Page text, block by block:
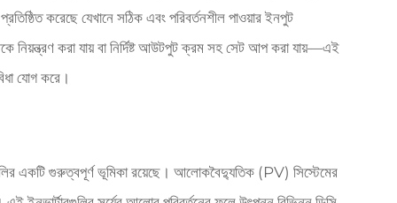
করেছে যেখানে সঠিক এবং পরিবর্তনশীল পাওয়ার ইনপুট
নিয়ন্ত্রণ করা যায় বা নির্দিষ্ট আউটপুট ক্রম সহ সেট আপ করা যায়—এই
যোগ করে।
একটি গুরুত্বপূর্ণ ভূমিকা রয়েছে। আলোকবৈদ্যুতিক (PV) সিস্টেমের